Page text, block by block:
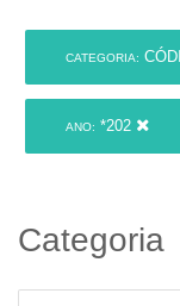
CATEGORIA:
ANO: *202
Categoria